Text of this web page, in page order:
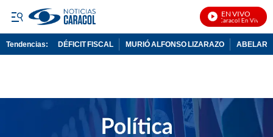
EN VIVO
Noticias Caracol En Vivo
Tendencias: DÉFICIT FISCAL MURIÓ ALFONSO LIZARAZO